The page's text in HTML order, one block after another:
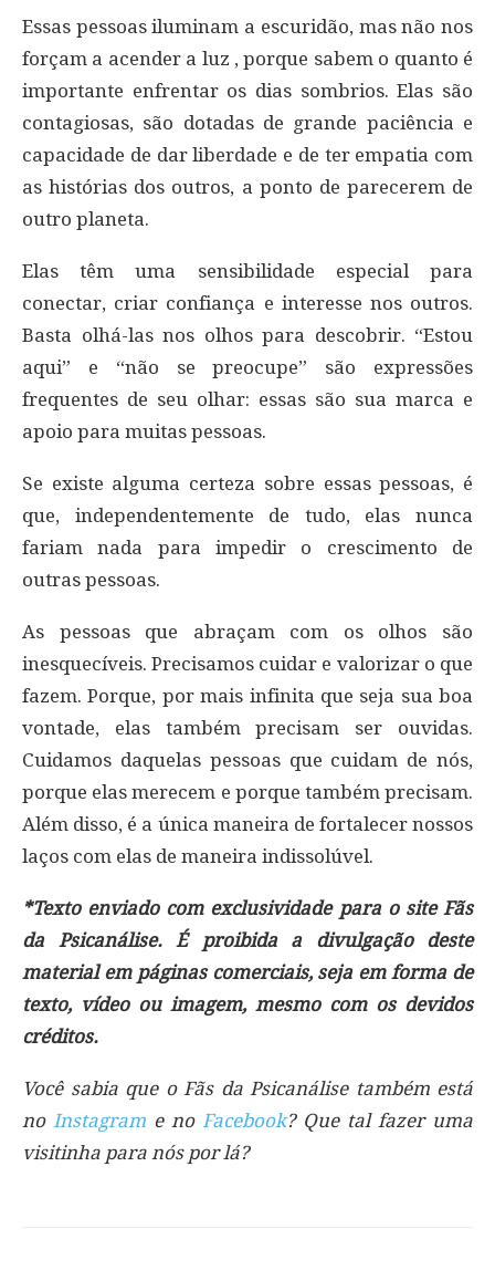
Essas pessoas iluminam a escuridão, mas não nos
forçam a acender a luz , porque sabem o quanto é
importante enfrentar os dias sombrios. Elas são
contagiosas, são dotadas de grande paciência e
capacidade de dar liberdade e de ter empatia com
as histórias dos outros, a ponto de parecerem de
outro planeta.
Elas têm uma sensibilidade especial para
conectar, criar confiança e interesse nos outros.
Basta olhá-las nos olhos para descobrir. “Estou
aqui” e “não se preocupe” são expressões
frequentes de seu olhar: essas são sua marca e
apoio para muitas pessoas.
Se existe alguma certeza sobre essas pessoas, é
que, independentemente de tudo, elas nunca
fariam nada para impedir o crescimento de
outras pessoas.
As pessoas que abraçam com os olhos são
inesquecíveis. Precisamos cuidar e valorizar o que
fazem. Porque, por mais infinita que seja sua boa
vontade, elas também precisam ser ouvidas.
Cuidamos daquelas pessoas que cuidam de nós,
porque elas merecem e porque também precisam.
Além disso, é a única maneira de fortalecer nossos
laços com elas de maneira indissolúvel.
*Texto enviado com exclusividade para o site Fãs
da Psicanálise. É proibida a divulgação deste
material em páginas comerciais, seja em forma de
texto, vídeo ou imagem, mesmo com os devidos
créditos.
Você sabia que o Fãs da Psicanálise também está
no Instagrame no Facebook? Que tal fazer uma
visitinha para nós por lá?